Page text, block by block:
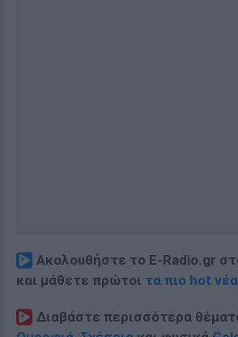
Ακολουθήστε το E-Radio.gr
και μάθετε πρώτοι τα πιο hot νέα
Διαβάστε περισσότερα